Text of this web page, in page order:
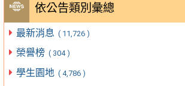
依公告類別彙總
最新消息 ( 11,726 )
榮譽榜 ( 304 )
學生園地 ( 4,786 )